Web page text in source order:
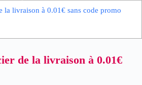
la livraison à 0.01€ sans code promo
de la livraison à 0.01€